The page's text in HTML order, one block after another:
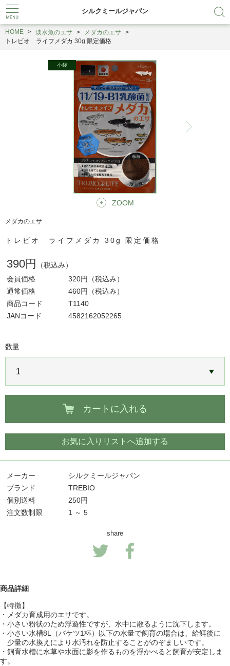
シルクミールジャパン
HOME 淡水魚のエサ
メダカのエサ
トレビオ ライフメダカ 30g 限定価格
ZOOM
メダカのエサ
トレビオ ライフメダカ 30g 限定価格
390円
（税込み）
会員価格
320円
（税込み）
通常価格
460円
（税込み）
商品コード
T1140
JANコード
4582162052265
数量
カートに入れる
お気に入りリストへ追加する
メーカー
シルクミールジャパン
ブランド
TREBIO
個別送料
250円
注文数制限
1 ～ 5
share
商品詳細
【特徴】
・メダカ育成用のエサです。
・小さい粉状のため浮遊性ですが、水中に散るように沈下します。
・小さい水槽8L（バケツ1杯）以下の水量で飼育の場合は、給餌後に
少量の水換えにより水汚れを防止することがのぞましいです。
・飼育水槽に水草や水面に影を作るものを浮かべると飼育が安定しま
す。